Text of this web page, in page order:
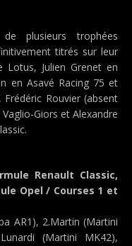
plusieurs trophées
titrés sur leur
Lotus, Julien Grenet en
en Asavé Racing 75 et
Rouvier (absent
Giors et Alexandre
Renault Classic,
Opel / Courses 1 et
AR1), 2.Martin (Martini
(Martini MK42),